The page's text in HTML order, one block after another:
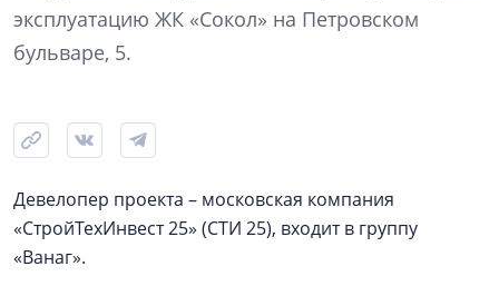
эксплуатацию ЖК «Сокол» на Петровском
бульваре, 5.
Девелопер проекта – московская компания
«СтройТехИнвест 25» (СТИ 25), входит в группу
«Ванаг».